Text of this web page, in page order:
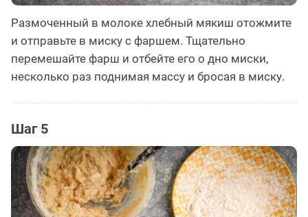
Размоченный в молоке хлебный мякиш отожмите
и отправьте в миску с фаршем. Тщательно
перемешайте фарш и отбейте его о дно миски,
несколько раз поднимая массу и бросая в миску.
Шаг 5